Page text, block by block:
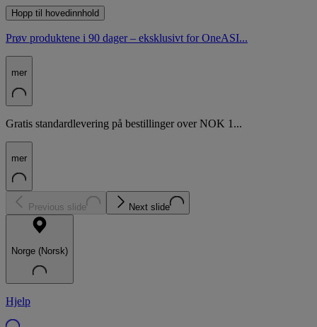
Hopp til hovedinnhold
Prøv produktene i 90 dager – eksklusivt for OneASI...
mer
Gratis standardlevering på bestillinger over NOK 1...
mer
Previous slide Next slide
Norge (Norsk)
Hjelp